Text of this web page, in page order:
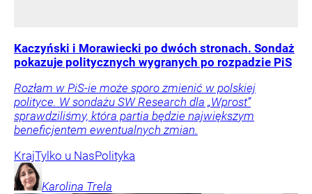
Kaczyński i Morawiecki po dwóch stronach. Sondaż
pokazuje politycznych wygranych po rozpadzie PiS
Rozłam w PiS-ie może sporo zmienić w polskiej
polityce. W sondażu SW Research dla „Wprost”
sprawdziliśmy, która partia będzie największym
beneficjentem ewentualnych zmian.
KrajTylko u NasPolityka
Karolina Trela